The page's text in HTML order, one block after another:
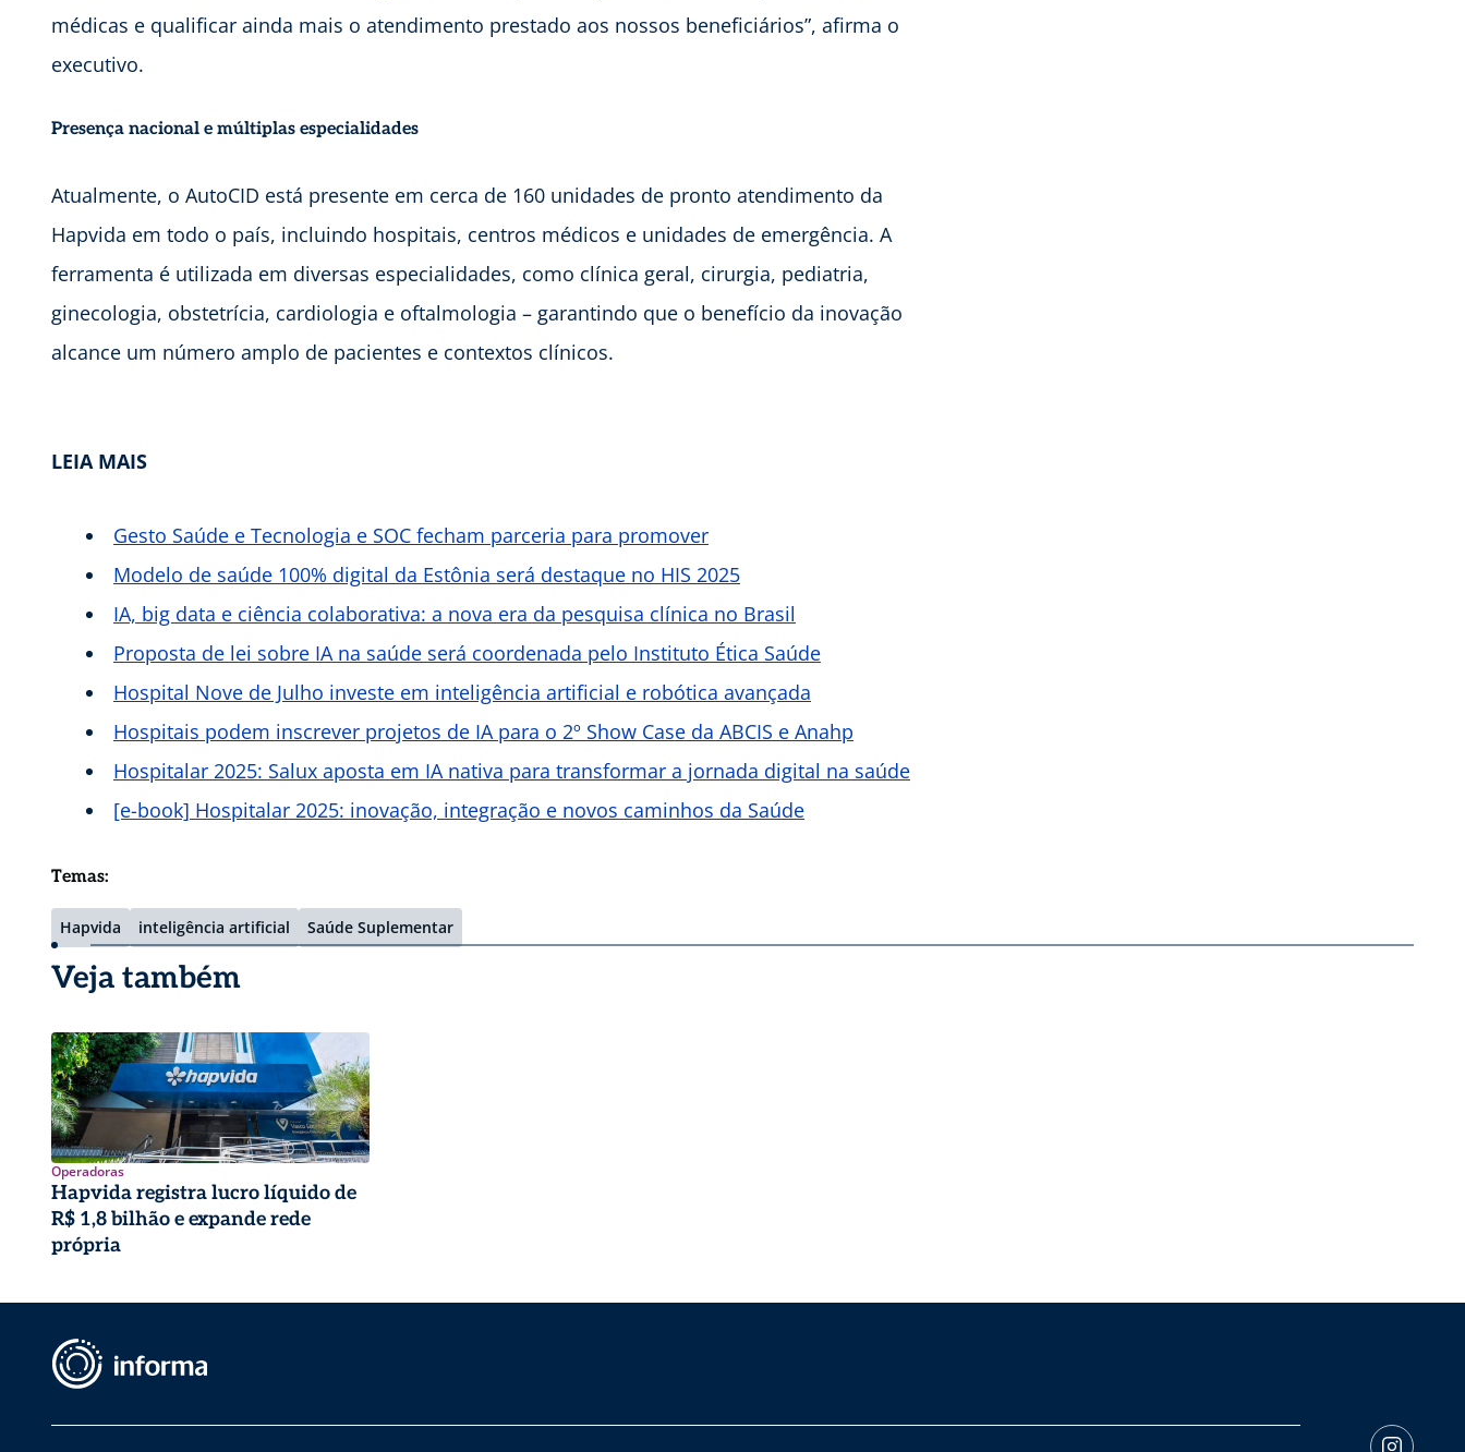
médicas e qualificar ainda mais o atendimento prestado aos nossos beneficiários”, afirma o
executivo.
Presença nacional e múltiplas especialidades
Atualmente, o AutoCID está presente em cerca de 160 unidades de pronto atendimento da
Hapvida em todo o país, incluindo hospitais, centros médicos e unidades de emergência. A
ferramenta é utilizada em diversas especialidades, como clínica geral, cirurgia, pediatria,
ginecologia, obstetrícia, cardiologia e oftalmologia – garantindo que o benefício da inovação
alcance um número amplo de pacientes e contextos clínicos.
LEIA MAIS
Gesto Saúde e Tecnologia e SOC fecham parceria para promover
Modelo de saúde 100% digital da Estônia será destaque no HIS 2025
IA, big data e ciência colaborativa: a nova era da pesquisa clínica no Brasil
Proposta de lei sobre IA na saúde será coordenada pelo Instituto Ética Saúde
Hospital Nove de Julho investe em inteligência artificial e robótica avançada
Hospitais podem inscrever projetos de IA para o 2º Show Case da ABCIS e Anahp
Hospitalar 2025: Salux aposta em IA nativa para transformar a jornada digital na saúde
[e-book] Hospitalar 2025: inovação, integração e novos caminhos da Saúde
Temas:
Hapvida inteligência artificial Saúde Suplementar
Veja também
Operadoras
Hapvida registra lucro líquido de
R$ 1,8 bilhão e expande rede
própria